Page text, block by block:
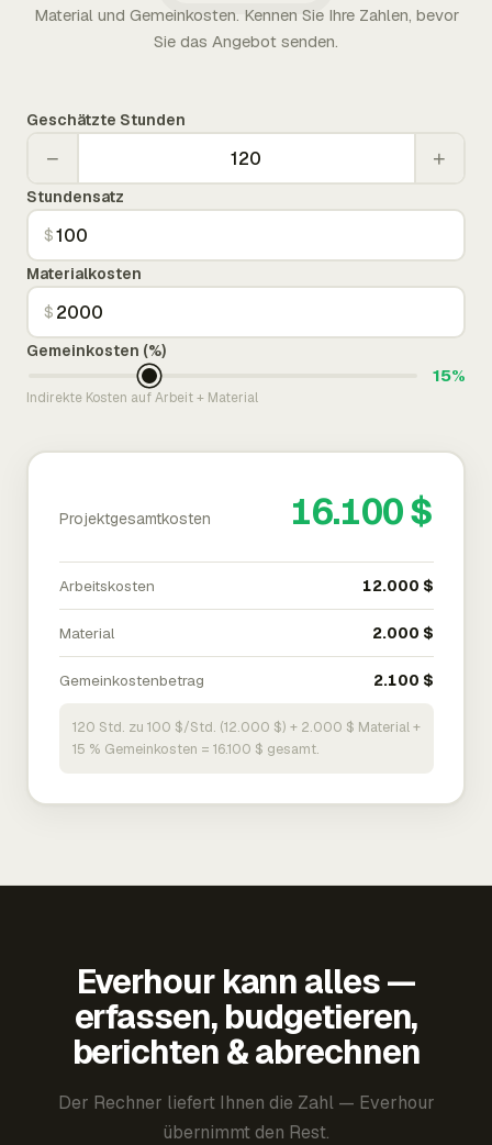
Material und Gemeinkosten. Kennen Sie Ihre Zahlen, bevor
Sie das Angebot senden.
Geschätzte Stunden
− +
Stundensatz
$
Materialkosten
$
Gemeinkosten (%)
15%
Indirekte Kosten auf Arbeit + Material
Projektgesamtkosten 16.100 $
Arbeitskosten 12.000 $
Material 2.000 $
Gemeinkostenbetrag 2.100 $
120 Std. zu 100 $/Std. (12.000 $) + 2.000 $ Material +
15 % Gemeinkosten = 16.100 $ gesamt.
Everhour kann alles —
erfassen, budgetieren,
berichten & abrechnen
Der Rechner liefert Ihnen die Zahl — Everhour
übernimmt den Rest.